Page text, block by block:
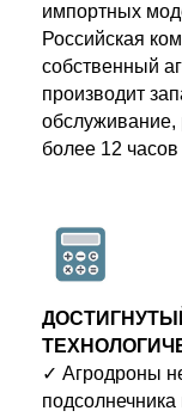
импортных
Российская
собственный
производит
обслуживание,
более 12
✓ Агродроны